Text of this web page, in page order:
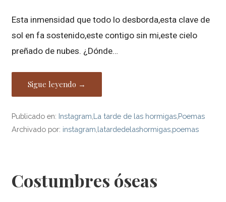
Esta inmensidad que todo lo desborda,esta clave de
sol en fa sostenido,este contigo sin mi,este cielo
preñado de nubes. ¿Dónde…
Sigue leyendo →
Publicado en: Instagram La tarde de las hormigas Poemas
Archivado por: instagram latardedelashormigas poemas
Costumbres óseas